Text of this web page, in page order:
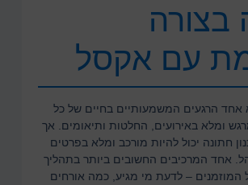
בצורה
עם אקסל
אחד הרגעים המשמעותיים בחיים של כל
ומלא באירועים, החלטות ותיאומים. אך
חתונה יכול להיות מורכב ומלא בפרטים
אחד המרכיבים החשובים ביותר בתהליך
המוזמנים – לדעת מי מגיע, כמה אורחים